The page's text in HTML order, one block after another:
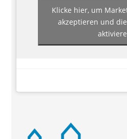
Klicke hier, um
akzeptieren und